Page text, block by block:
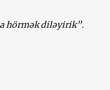
hörmək diləyirik”.